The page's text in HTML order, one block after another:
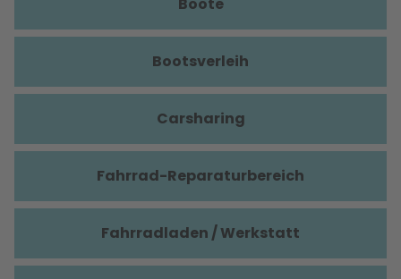
Bootsverleih
Carsharing
Fahrrad-Reparaturbereich
Fahrradladen / Werkstatt